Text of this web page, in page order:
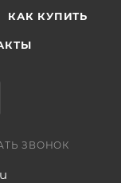
вправе
КАК КУПИТЬ
ЗВОНОК